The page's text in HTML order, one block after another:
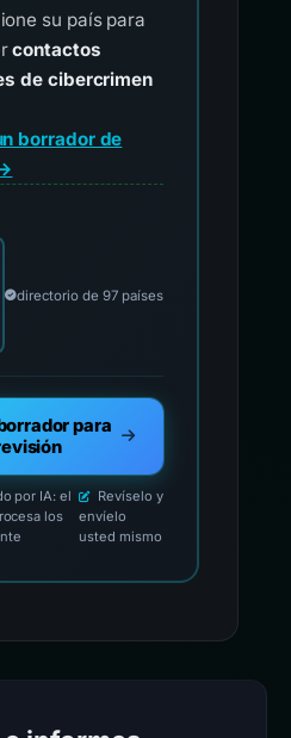
su país para
contactos
de cibercrimen
borrador de
los contactos oficiales de
directorio de 97 países
para
por IA: el
los
Revíselo y
envíelo
usted mismo